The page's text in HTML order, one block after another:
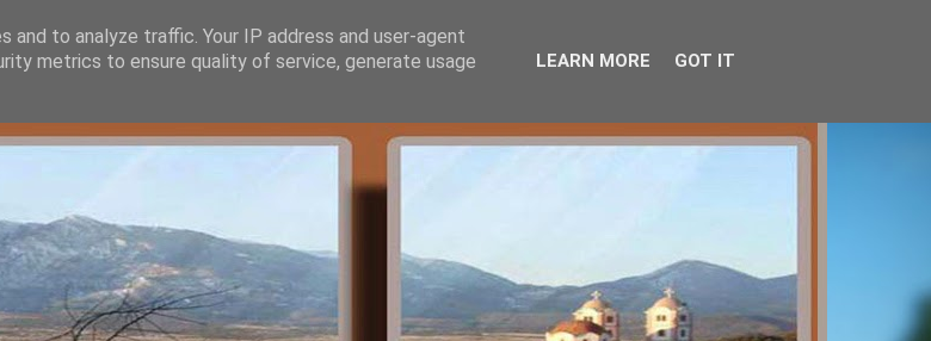
to analyze traffic. Your IP address and user-agent
metrics to ensure quality of service, generate usage
LEARN MORE GOT IT